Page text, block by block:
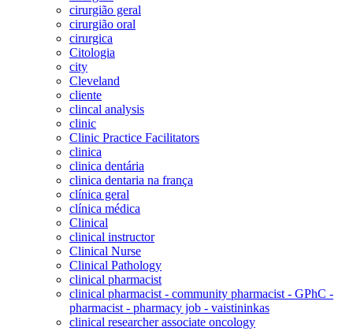
cirurgião geral
cirurgião oral
cirurgica
Citologia
city
Cleveland
cliente
clincal analysis
clinic
Clinic Practice Facilitators
clinica
clinica dentária
clinica dentaria na frança
clínica geral
clínica médica
Clinical
clinical instructor
Clinical Nurse
Clinical Pathology
clinical pharmacist
clinical pharmacist - community pharmacist - GPhC -
pharmacist - pharmacy job - vaistininkas
clinical researcher associate oncology